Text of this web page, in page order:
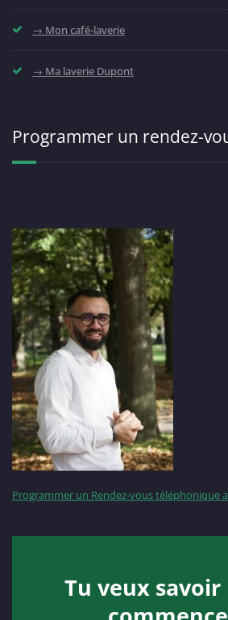
→ Mon café-laverie
→ Ma laverie Dupont
Programmer un rendez-
Programmer un Rendez-vous téléphonique
Tu veux savoir